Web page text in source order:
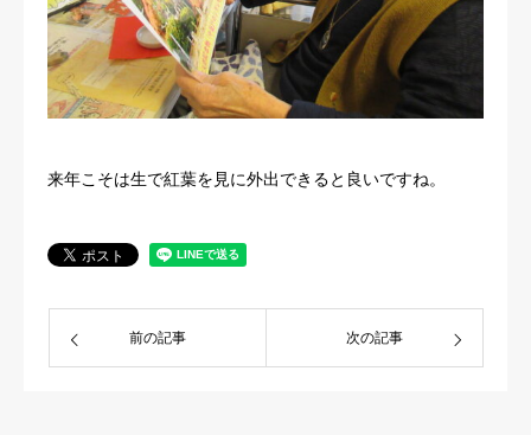
来年こそは生で紅葉を見に外出できると良いですね。
前の記事 次の記事